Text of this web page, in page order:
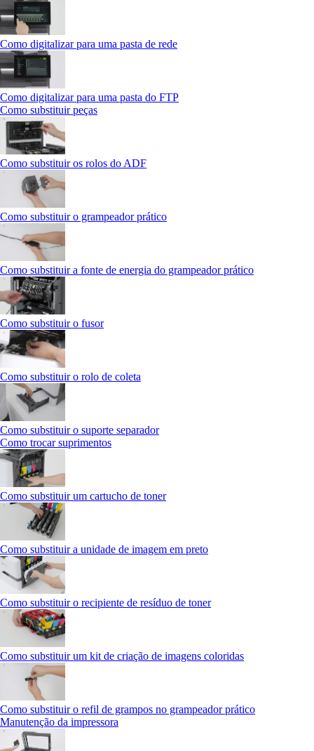
Como digitalizar para uma pasta de rede
Como digitalizar para uma pasta do FTP
Como substituir peças
Como substituir os rolos do ADF
Como substituir o grampeador prático
Como substituir a fonte de energia do grampeador prático
Como substituir o fusor
Como substituir o rolo de coleta
Como substituir o suporte separador
Como trocar suprimentos
Como substituir um cartucho de toner
Como substituir a unidade de imagem em preto
Como substituir o recipiente de resíduo de toner
Como substituir um kit de criação de imagens coloridas
Como substituir o refil de grampos no grampeador prático
Manutenção da impressora